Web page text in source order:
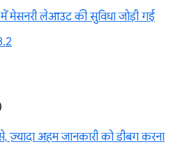
मेसनरी लेआउट की सुविधा जोड़ी गई
ज़्यादा अहम जानकारी को डीबग करना